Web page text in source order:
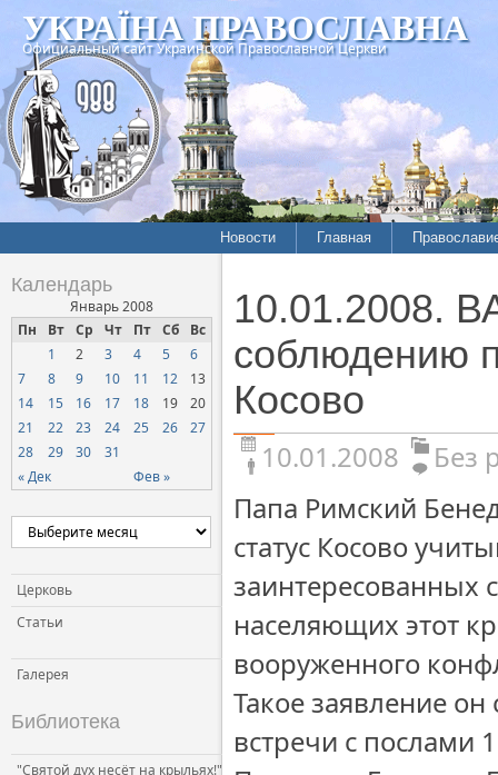
УКРАЇНА ПРАВОСЛАВНА
Официальный сайт Украинской Православной Церкви
Новости Главная
Календарь
Январь 2008
Пн
Вт Ср Чт Пт Сб Вс
« Дек Фев »
1 2 3 4 5
6
7
8 9 10 11 12
13
14
15 16 17 18 19
20
21
22 23 24 25 26
27
28
29 30 31
Церковь
Статьи
Галерея
Библиотека
"Святой дух несёт на крыльях!"
10.01.2008.
соблюдению
Косово
10.01.2008
Без
Папа Римский
статус Косово
заинтересованных
населяющих этот
вооруженного
Такое заявление
встречи с послами